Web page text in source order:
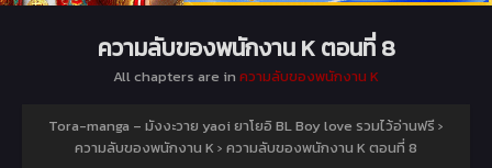
ความลับของพนักงาน K ตอนที่ 8
All chapters are in ความลับของพนักงาน K
Tora-manga – มังงะวาย yaoi ยาโยอิ BL Boy love รวมไว้อ่านฟรี ›
ความลับของพนักงาน K › ความลับของพนักงาน K ตอนที่ 8